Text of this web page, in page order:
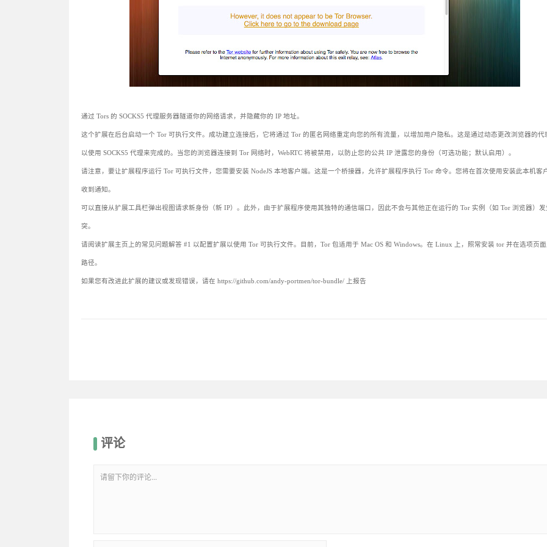
通过 Tors 的 SOCKS5 代理服务器隧道你的网络请求，并隐藏你的 IP 地址。
这个扩展在后台启动一个 Tor 可执行文件。成功建立连接后，它将通过 Tor 的匿名网络重定向您的所有流量，以增加用户隐私。这是通过动态更改浏览器的代
以使用 SOCKS5 代理来完成的。当您的浏览器连接到 Tor 网络时，WebRTC 将被禁用，以防止您的公共 IP 泄露您的身份（可选功能；默认启用）。
请注意，要让扩展程序运行 Tor 可执行文件，您需要安装 NodeJS 本地客户端。这是一个桥接器，允许扩展程序执行 Tor 命令。您将在首次使用安装此本机客
收到通知。
可以直接从扩展工具栏弹出视图请求新身份（新 IP）。此外，由于扩展程序使用其独特的通信端口，因此不会与其他正在运行的 Tor 实例（如 Tor 浏览器）发
突。
请阅读扩展主页上的常见问题解答 #1 以配置扩展以使用 Tor 可执行文件。目前，Tor 包适用于 Mac OS 和 Windows。在 Linux 上，照常安装 tor 并在选项页
路径。
如果您有改进此扩展的建议或发现错误，请在 https://github.com/andy-portmen/tor-bundle/ 上报告
评论